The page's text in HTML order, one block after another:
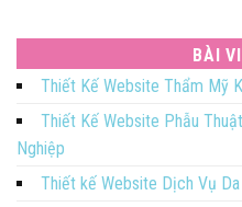
BÀI
Thiết Kế Website Thẩm Mỹ
Thiết Kế Website Phẫu
Nghiệp
Thiết kế Website Dịch Vụ